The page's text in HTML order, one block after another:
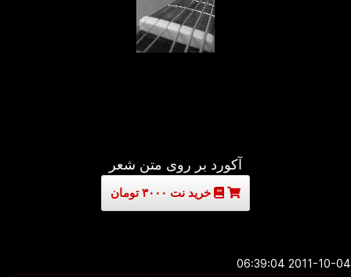
آکورد بر روی متن شعر
خرید نت ۳۰۰۰ تومان
2011-10-04